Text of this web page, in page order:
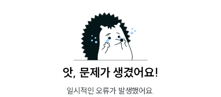
앗, 문제가 생겼어요!
일시적인 오류가 발생했어요.